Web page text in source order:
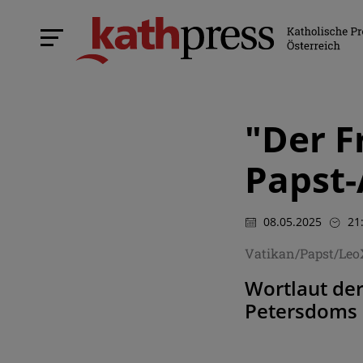
"Der
08.05.2025
Vatikan/Papst/
Wortlaut
Petersdoms